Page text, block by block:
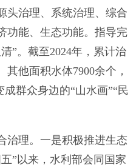
头治理、系统治理、综合
功能、生态功能。指导完
”。截至2024年，累计治
他面积水体7900余个，
成群众身边的“山水画”“民
理。一是积极推进生态
”以来，水利部会同国家